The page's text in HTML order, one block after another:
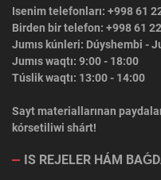
Isenim telefonları: +998 61
Birden bir telefon: +998 61
Jumıs kúnleri: Dúyshembi -
Jumıs waqtı: 9:00 - 18:00
Túslik waqtı: 13:00 - 14:00
Sayt materiallarınan
kórsetiliwi shárt!
IS REJELER HÁM